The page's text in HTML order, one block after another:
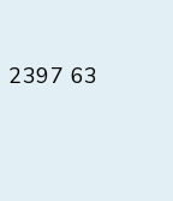
2397 63